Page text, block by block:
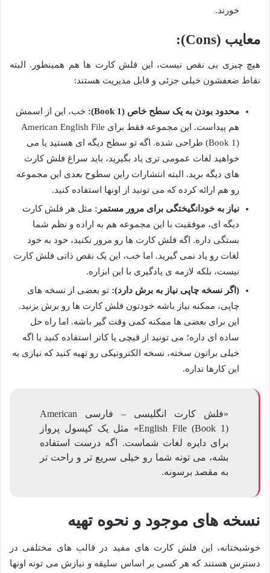
خورند.
معایب (Cons):
هیچ چیزی بی نقص نیست، این فلش کارت ها هم همینطور. البته
نقاط ضعفشون خیلی جزئی و قابل مدیریت هستند:
محدود بودن به یک سطح خاص (Book 1):
خب، این از اسمش
هم پیداست. این مجموعه فقط برای American English File
(Book 1) طراحی شده. اگه تو سطح دیگه ای هستید یا می
خواهید لغات عمومی تری یاد بگیرید، باید سراغ فلش کارت
های دیگه برید. البته انتشارات راین سطوح بعدی این مجموعه
رو هم ارائه کرده که می تونید از اونها استفاده کنید.
نیاز به خودانگیختگی برای مرور مستمر: مثل هر فلش کارت
دیگه ای، موفقیت با این مجموعه هم به اراده و نظم شما
بستگی داره. اگه فلش کارت ها رو مرور نکنید، خود به خود
لغات رو یاد نمی گیرید. اما خب، این یک نقص ذاتی فلش کارت
نیست، بلکه لازمه ی یادگیری با این ابزاره.
(اگر نسخه چاپی نیاز به برش دارد): تو بعضی از نسخه های
چاپی، ممکنه نیاز باشه خودتون فلش کارت ها رو برش بزنید.
این برای بعضی ها ممکنه کمی وقت گیر باشه. اما راه حل
ساده ای داره؛ می تونید از قیچی یا کاتر استفاده کنید یا اگه
خیلی براتون سخته، نسخه الکترونیکی رو تهیه کنید که نیازی به
این کارها نداره.
«فلش کارت انگلیسی – فارسی American
English File (Book 1)» مثل یک کپسول پرواز
برای دایره لغات شماست. اگه درست استفاده
بشه، می تونه شما رو خیلی سریع تر و راحت تر
به مقصد برسونه.
نسخه های موجود و نحوه تهیه
خوشبختانه، این فلش کارت های مفید در قالب های مختلفی در
دسترس هستند که هر کسی بر اساس سلیقه و نیازش می تونه اونها